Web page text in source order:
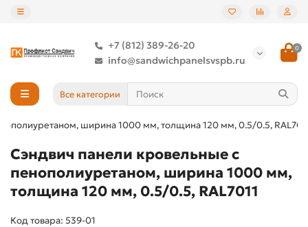
+7 (812) 389-26-20
info@sandwichpanelsvspb.ru
0
Все категории
ширина 1000 мм, толщина 120 мм, 0.5/0.5,
Сэндвич панели кровельные с
пенополиуретаном, ширина 1000 мм,
толщина 120 мм, 0.5/0.5, RAL7011
Код товара: 539-01